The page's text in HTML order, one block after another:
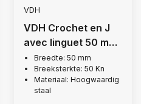
VDH
VDH Crochet en J
avec linguet 50 mm,
5 000 kg
Breedte: 50 mm
Breeksterkte: 50 Kn
Materiaal: Hoogwaardig
staal